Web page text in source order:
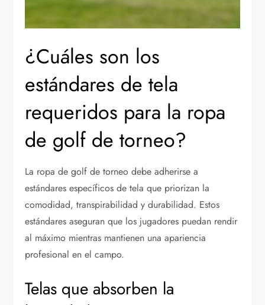
¿Cuáles son los
estándares de tela
requeridos para la ropa
de golf de torneo?
La ropa de golf de torneo debe adherirse a
estándares específicos de tela que priorizan la
comodidad, transpirabilidad y durabilidad. Estos
estándares aseguran que los jugadores puedan rendir
al máximo mientras mantienen una apariencia
profesional en el campo.
Telas que absorben la